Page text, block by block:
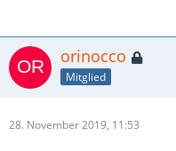
orinocco
Mitglied
28. November 2019, 11:53